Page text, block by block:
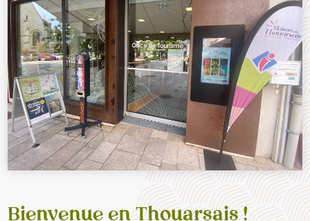
Bienvenue en Thouarsais !